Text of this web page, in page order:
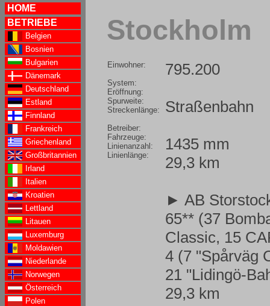
HOME
BETRIEBE
Belgien
Bosnien
Bulgarien
Dänemark
Deutschland
Estland
Finnland
Frankreich
Griechenland
Großbritannien
Irland
Italien
Kroatien
Lettland
Litauen
Luxemburg
Moldawien
Niederlande
Norwegen
Österreich
Polen
Stockholm
Einwohner:
System:
Eröffnung:
Spurweite:
Streckenlänge:
Betreiber:
Fahrzeuge:
Linienanzahl:
Linienlänge:
795.200
Straßenbahn
1435 mm
29,3 km
► AB
65** (37
Classic, 15
4 (7 "Spårväg
21 "Lidingö-
29,3 km